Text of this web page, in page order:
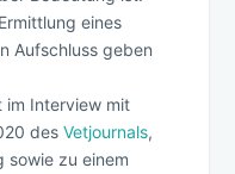
eines
Aufschluss geben
im Interview mit
desVetjournals,
sowie zu einem